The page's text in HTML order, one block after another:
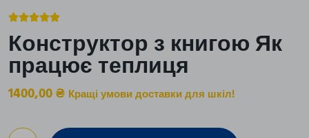

Конструктор з книгою Як
працює теплиця
1400,00₴ Кращі умови доставки для шкіл!